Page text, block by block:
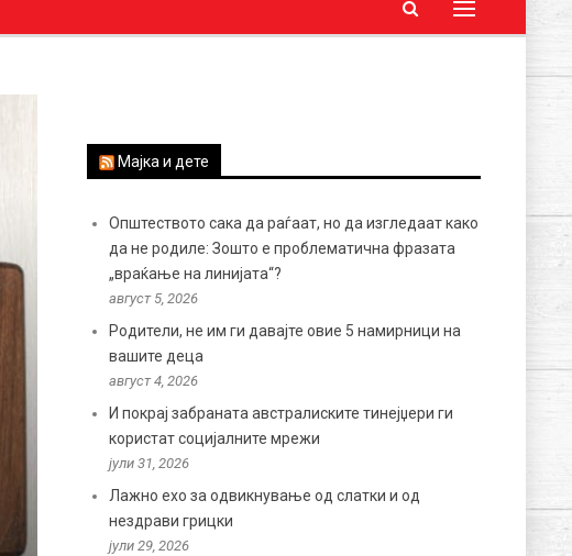
Мајка и дете
Општеството сака да раѓаат, но да изгледаат како
да не родиле: Зошто е проблематична фразата
„враќање на линијата“?
август 5, 2026
Родители, не им ги давајте овие 5 намирници на
вашите деца
август 4, 2026
И покрај забраната австралиските тинејџери ги
користат социјалните мрежи
јули 31, 2026
Лажно ехо за одвикнување од слатки и од
нездрави грицки
јули 29, 2026